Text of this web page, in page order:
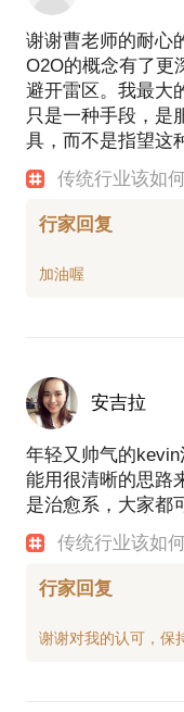
谢谢曹老师的耐心
O2O的概念有了更
避开雷区。我最大
只是一种手段，是
具，而不是指望这
传统行业该如
行家回复
安吉拉
年轻又帅气的
能用很清晰的思路
是治愈系，大家都
传统行业该如
行家回复